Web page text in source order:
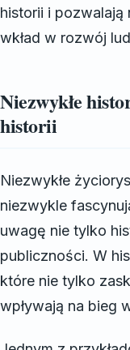
historii i pozwalają
wkład w rozwój
Niezwykłe
historii
Niezwykłe
niezwykle
uwagę nie tylko
publiczności. W
które nie tylko
wpływają na bieg